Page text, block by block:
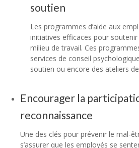
soutien
Les programmes d’aide aux
initiatives efficaces pour
milieu de travail. Ces
services de conseil
soutien ou encore des ateliers
Encourager la
reconnaissance
Une des clés pour prévenir le mal-
s’assurer que les employés se